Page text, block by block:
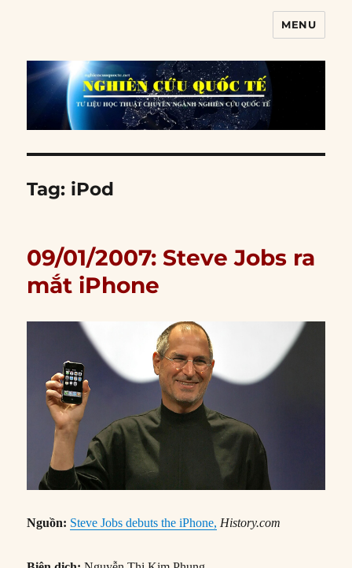
MENU
Tag: iPod
09/01/2007: Steve Jobs ra
mắt iPhone
Nguồn: Steve Jobs debuts the iPhone, History.com